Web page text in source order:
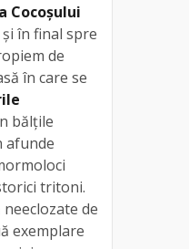
Cocoşului
şi în final spre
de
în care se
bălţile
afunde
tritoni.
neeclozate de
exemplare